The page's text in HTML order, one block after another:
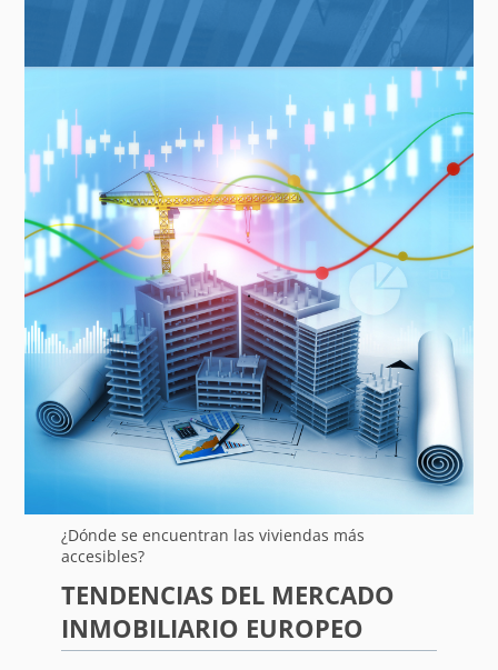
¿Dónde se encuentran las viviendas más
accesibles?
TENDENCIAS DEL MERCADO
INMOBILIARIO EUROPEO